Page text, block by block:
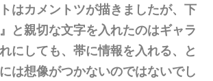
はカメントツが描きましたが、下
と親切な文字を入れたのはギャラ
にしても、帯に情報を入れる、と
は想像がつかないのではないでし